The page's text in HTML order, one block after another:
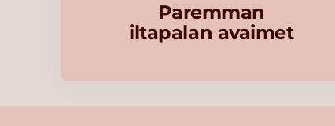
Paremman
iltapalan avaimet